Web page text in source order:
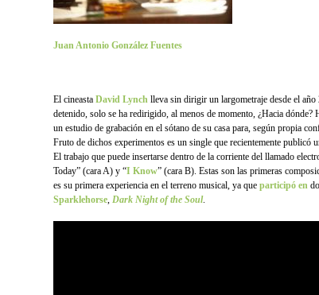
Juan Antonio González Fuentes
El cineasta David Lynch lleva sin dirigir un largometraje desde el
detenido, solo se ha redirigido, al menos de momento, ¿Hacia
un estudio de grabación en el sótano de su casa para, según propia
Fruto de dichos experimentos es un single que recientemente publicó
El trabajo que puede insertarse dentro de la corriente del llamado
Today” (cara A) y “I Know” (cara B). Estas son las primeras
es su primera experiencia en el terreno musical, ya que participó en
Sparklehorse, Dark Night of the Soul.